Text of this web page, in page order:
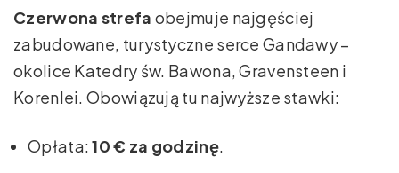
Czerwona strefa obejmuje najgęściej
zabudowane, turystyczne serce Gandawy –
okolice Katedry św. Bawona, Gravensteen i
Korenlei. Obowiązują tu najwyższe stawki:
Opłata:10 € za godzinę.